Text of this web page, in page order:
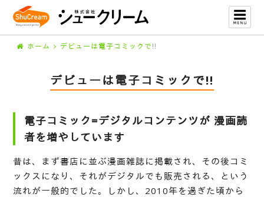
ホーム デビューは電子コミックで!!
デビューは電子コミックで!!
電子コミック=デジタルコンテンツが 漫画読
者を増やしています
昔は、まず書店に並ぶ漫画雑誌に掲載され、その後コミ
ックスになり、それがデジタルでも販売される、という
流れが一般的でした。しかし、2010年を過ぎた頃から